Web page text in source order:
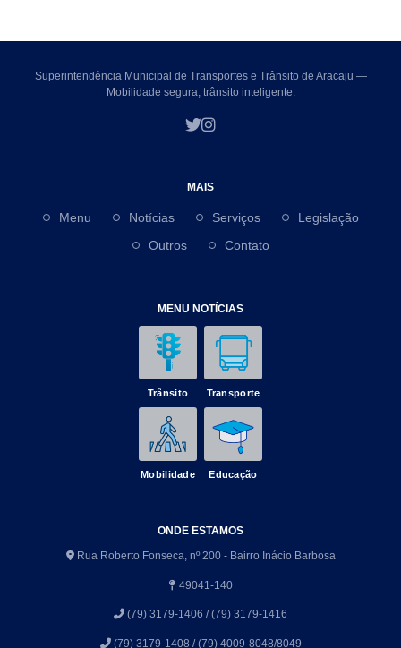
Superintendência Municipal de Transportes e Trânsito de Aracaju —
Mobilidade segura, trânsito inteligente.
MAIS
Menu Notícias Serviços
Legislação
Outros
Contato
MENU NOTÍCIAS
Trânsito Transporte
Mobilidade Educação
ONDE ESTAMOS
Rua Roberto Fonseca, nº 200 - Bairro Inácio Barbosa
49041-140
(79) 3179-1406 / (79) 3179-1416
(79) 3179-1408 / (79) 4009-8048/8049